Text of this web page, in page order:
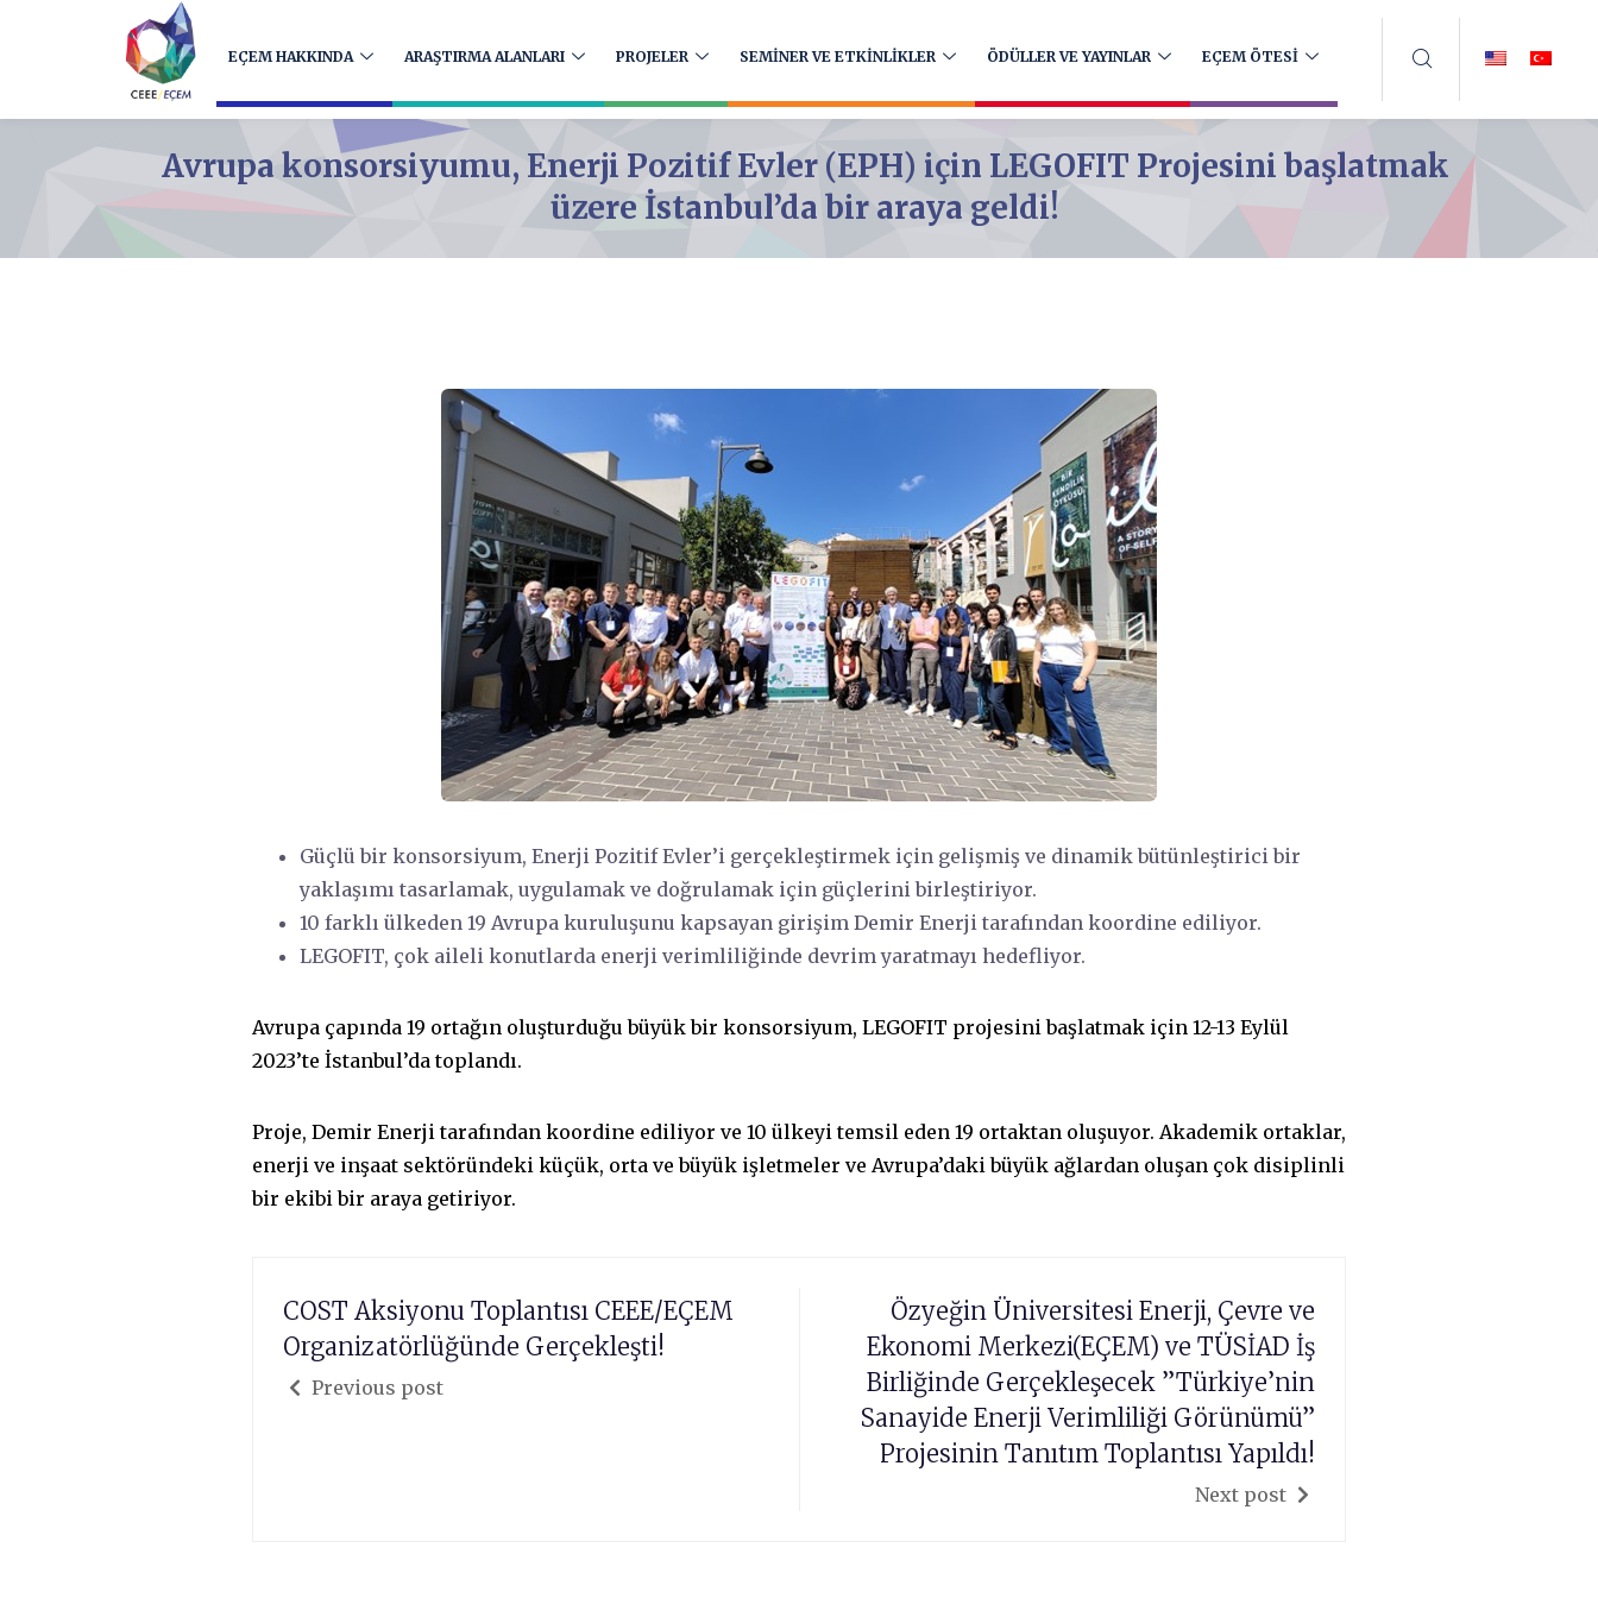
EÇEM HAKKINDA ARAŞTIRMA ALANLARI PROJELER SEMİNER VE ETKİNLİKLER ÖDÜLLER VE YAYINLAR EÇEM ÖTESİ
Avrupa konsorsiyumu, Enerji Pozitif Evler (EPH) için LEGOFIT Projesini başlatmak
üzere İstanbul’da bir araya geldi!
Güçlü bir konsorsiyum, Enerji Pozitif Evler’i gerçekleştirmek için gelişmiş ve dinamik bütünleştirici bir
yaklaşımı tasarlamak, uygulamak ve doğrulamak için güçlerini birleştiriyor.
10 farklı ülkeden 19 Avrupa kuruluşunu kapsayan girişim Demir Enerji tarafından koordine ediliyor.
LEGOFIT, çok aileli konutlarda enerji verimliliğinde devrim yaratmayı hedefliyor.
Avrupa çapında 19 ortağın oluşturduğu büyük bir konsorsiyum, LEGOFIT projesini başlatmak için 12-13 Eylül
2023’te İstanbul’da toplandı.
Proje, Demir Enerji tarafından koordine ediliyor ve 10 ülkeyi temsil eden 19 ortaktan oluşuyor. Akademik ortaklar,
enerji ve inşaat sektöründeki küçük, orta ve büyük işletmeler ve Avrupa’daki büyük ağlardan oluşan çok disiplinli
bir ekibi bir araya getiriyor.
COST Aksiyonu Toplantısı CEEE/EÇEM
Organizatörlüğünde Gerçekleşti!
Previous post
Özyeğin Üniversitesi Enerji, Çevre ve
Ekonomi Merkezi(EÇEM) ve TÜSİAD İş
Birliğinde Gerçekleşecek ”Türkiye’nin
Sanayide Enerji Verimliliği Görünümü”
Projesinin Tanıtım Toplantısı Yapıldı!
Next post